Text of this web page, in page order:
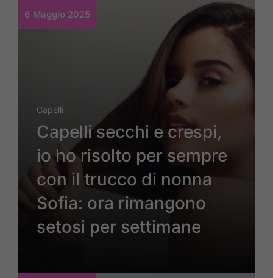
6 Maggio 2025
Capelli
Capelli secchi e crespi,
io ho risolto per sempre
con il trucco di nonna
Sofia: ora rimangono
setosi per settimane